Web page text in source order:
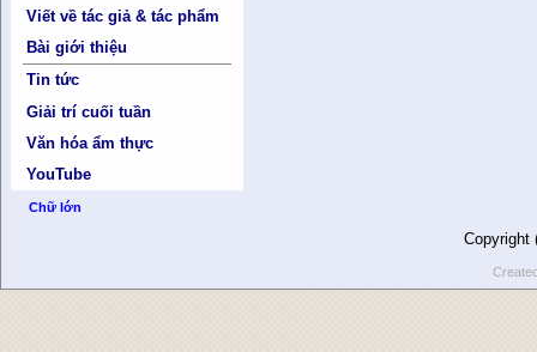
Viết về tác giả & tác phẩm
Bài giới thiệu
Tin tức
Giải trí cuối tuần
Văn hóa ẩm thực
YouTube
Chữ lớn
Copyright